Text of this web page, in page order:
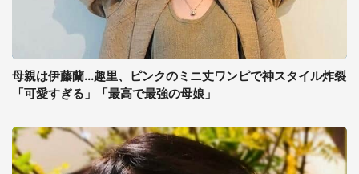
母親は伊藤蘭...趣里、ピンクのミニ丈ワンピで神スタイル炸裂
「可愛すぎる」「最高で最強の母娘」